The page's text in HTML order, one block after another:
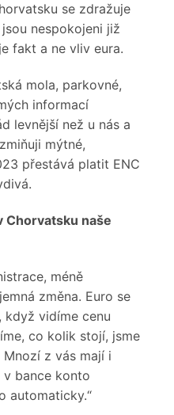
se zdražuje
nespokojeni již
fakt a ne vliv eura.
mola, parkovné,
informací
levnější než u nás a
mýtné,
přestává platit ENC
Chorvatsku naše
méně
změna. Euro se
když vidíme cenu
co kolik stojí, jsme
z vás mají i
v bance konto
automaticky.“